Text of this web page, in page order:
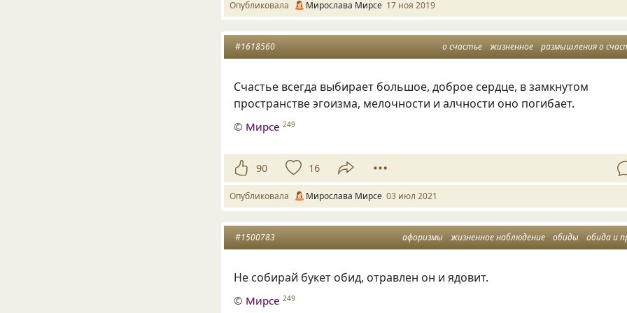
Опубликовала Мирослава Мирсе 17 ноя 2019
о счастье жизненное размышления о
#1618560
Счастье всегда выбирает большое, доброе сердце, в замкнутом
пространстве эгоизма, мелочности и алчности оно погибает.
© Мирсе 249
90 16
Опубликовала Мирослава Мирсе 03 июл 2021
афоризмы жизненное наблюдение обиды обида и
#1500783
Не собирай букет обид, отравлен он и ядовит.
© Мирсе 249